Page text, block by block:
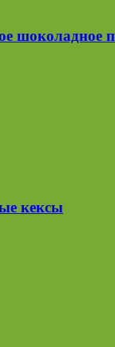
шоколадное
кексы